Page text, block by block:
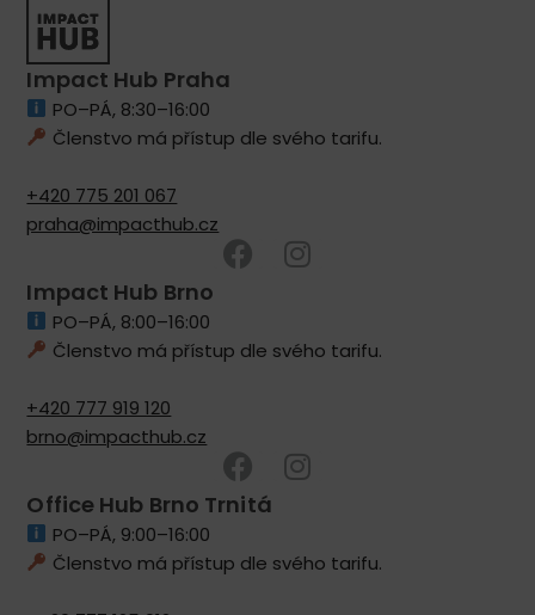
Impact Hub Praha
PO–PÁ, 8:30–16:00
Členstvo má přístup dle svého tarifu.
+420 775 201 067
praha@impacthub.cz
Impact Hub Brno
PO–PÁ, 8:00–16:00
Členstvo má přístup dle svého tarifu.
+420 777 919 120
brno@impacthub.cz
Office Hub Brno Trnitá
PO–PÁ, 9:00–16:00
Členstvo má přístup dle svého tarifu.